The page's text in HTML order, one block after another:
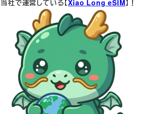
当社で運営している【Xiao Long eSIM】！